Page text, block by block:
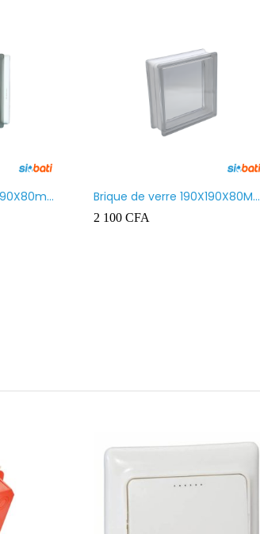
Brique de verre 190X190X80MM
Transparent
2 100 CFA